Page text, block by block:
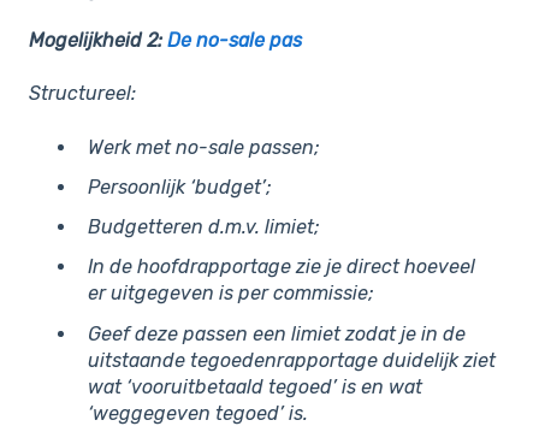
Mogelijkheid 2: De no-sale pas
Structureel:
Werk met no-sale passen;
Persoonlijk ‘budget’;
Budgetteren d.m.v. limiet;
In de hoofdrapportage zie je direct hoeveel
er uitgegeven is per commissie;
Geef deze passen een limiet zodat je in de
uitstaande tegoedenrapportage duidelijk ziet
wat ‘vooruitbetaald tegoed’ is en wat
‘weggegeven tegoed’ is.